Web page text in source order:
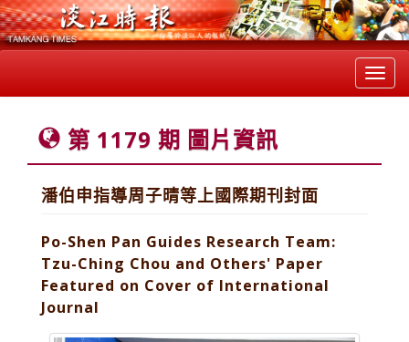
第 1179 期 圖片資訊
潘伯申指導周子晴等上國際期刊封面
Po-Shen Pan Guides Research Team:
Tzu-Ching Chou and Others' Paper
Featured on Cover of International
Journal